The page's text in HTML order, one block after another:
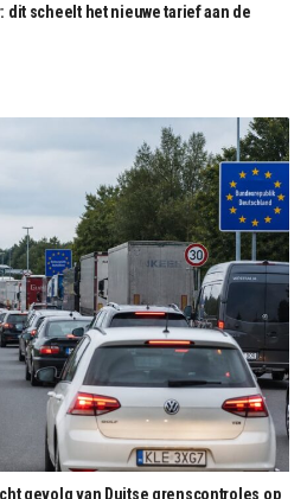
dit scheelt het nieuwe tarief aan de
gevolg van Duitse grenscontroles op